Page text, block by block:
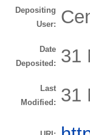
Depositing
User:
Date
Deposited:
31
Last
Modified:
31